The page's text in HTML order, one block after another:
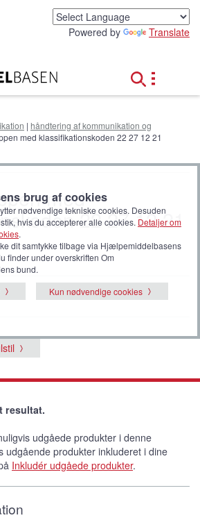
Powered by Translate
| håndtering af kommunikation og
med klassifikationskoden 22 27 12 21
med
22 27 12 21
resultat.
udgåede produkter i denne
udgående produkter inkluderet i dine
Inkludér udgåede produkter.
brug af cookies
nødvendige tekniske cookies. Desuden
hvis du accepterer alle cookies. Detaljer om
.
dit samtykke tilbage via Hjælpemiddelbasens
finder under overskriften Om
bund.
Kun nødvendige cookies